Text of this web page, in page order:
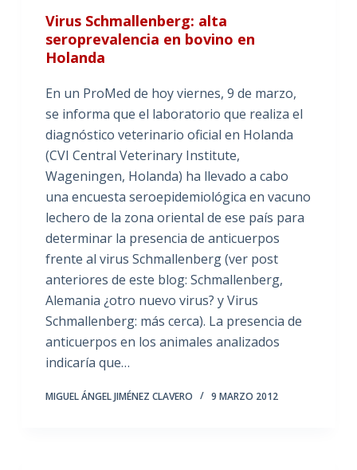
Virus Schmallenberg: alta
seroprevalencia en bovino en
Holanda
En un ProMed de hoy viernes, 9 de marzo,
se informa que el laboratorio que realiza el
diagnóstico veterinario oficial en Holanda
(CVI Central Veterinary Institute,
Wageningen, Holanda) ha llevado a cabo
una encuesta seroepidemiológica en vacuno
lechero de la zona oriental de ese país para
determinar la presencia de anticuerpos
frente al virus Schmallenberg (ver post
anteriores de este blog: Schmallenberg,
Alemania ¿otro nuevo virus? y Virus
Schmallenberg: más cerca). La presencia de
anticuerpos en los animales analizados
indicaría que…
MIGUEL ÁNGEL JIMÉNEZ CLAVERO 9 MARZO 2012